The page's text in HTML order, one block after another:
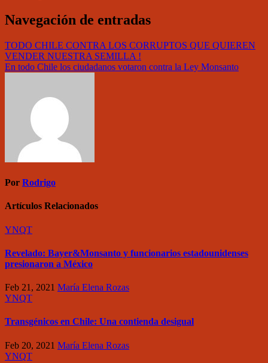
Navegación de entradas
TODO CHILE CONTRA LOS CORRUPTOS QUE QUIEREN
VENDER NUESTRA SEMILLA !
En todo Chile los ciudadanos votaron contra la Ley Monsanto
Por Rodrigo
Artículos Relacionados
YNQT
Revelado: Bayer&Monsanto y funcionarios estadounidenses
presionaron a México
Feb 21, 2021 María Elena Rozas
YNQT
Transgénicos en Chile: Una contienda desigual
Feb 20, 2021 María Elena Rozas
YNQT